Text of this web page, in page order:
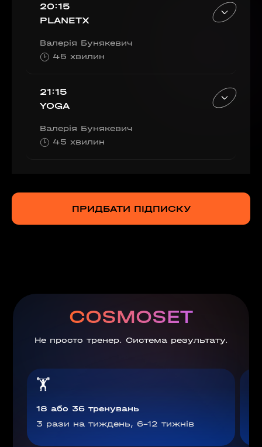
20:15
PLANETX
Валерія Бунякевич
45 хвилин
21:15
YOGA
Валерія Бунякевич
45 хвилин
ПРИДБАТИ ПІДПИСКУ
COSMOSET
Не просто тренер. Система результату.
🏋
18 або 36 тренувань
3 рази на тиждень, 6–12 тижнів